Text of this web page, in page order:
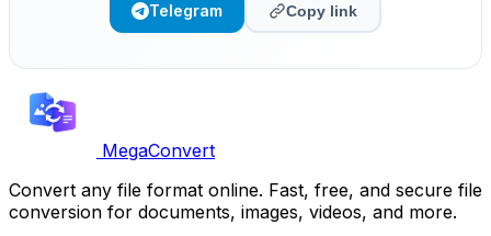
Telegram Copy link
MegaConvert
Convert any file format online. Fast, free, and secure file
conversion for documents, images, videos, and more.